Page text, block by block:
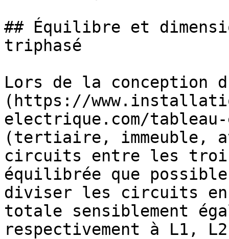
## Équilibre et
triphasé
Lors de la conception
(https://
electrique.com/
(tertiaire, immeuble,
circuits entre les
équilibrée que
diviser les circuits en
totale sensiblement
respectivement à L1,